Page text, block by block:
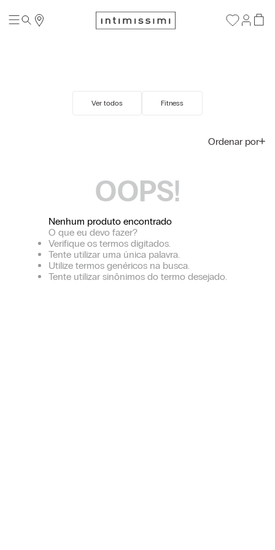
Ver todos Fitness
Ordenar por
OOPS!
Nenhum produto encontrado
O que eu devo fazer?
Verifique os termos digitados.
Tente utilizar uma única palavra.
Utilize termos genéricos na busca.
Tente utilizar sinônimos do termo desejado.